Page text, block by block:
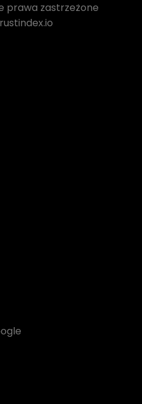
prawa zastrzeżone